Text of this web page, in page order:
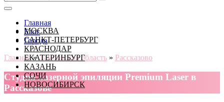
МОСКВА
САНКТ-ПЕТЕРБУРГ
КРАСНОДАР
ЕКАТЕРИНБУРГ
КАЗАНЬ
СОЧИ
НОВОСИБИРСК
Главная
Блог
Города
Главная » Тамбовская область » Рассказово
Cтудия лазерной эпиляции Premium Laser в
Рассказове